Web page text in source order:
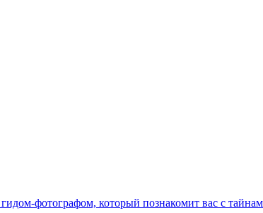
фотографом, который познакомит вас с